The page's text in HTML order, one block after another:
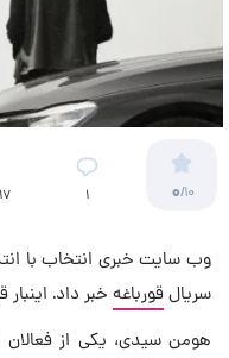
0/10 ۱ 17 دی 1399
وب سایت خبری انتخاب با
سریالقورباغه خبر داد.
هومن سیدی، یکی از